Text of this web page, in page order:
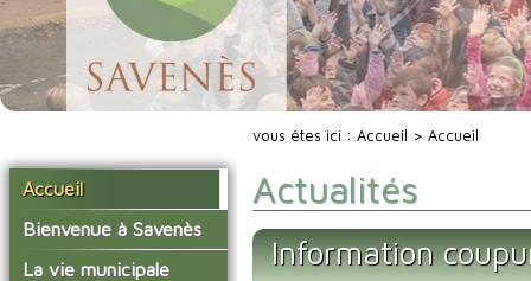
Accueil
Bienvenue à Savenès
Situer Savenès
La vie municipale
vous êtes ici : Accueil > Accueil
Actualités
Information